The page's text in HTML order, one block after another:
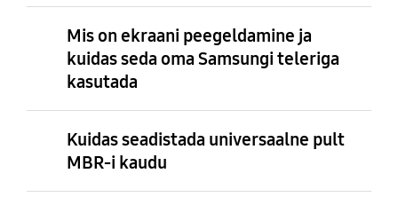
Mis on ekraani peegeldamine ja
kuidas seda oma Samsungi teleriga
kasutada
Kuidas seadistada universaalne pult
MBR-i kaudu